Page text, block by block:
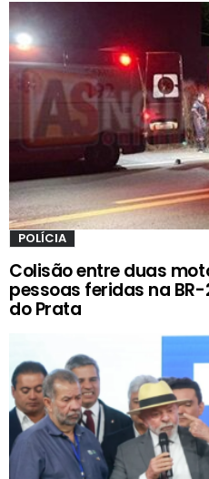
POLÍCIA
Colisão entre duas
pessoas feridas na
do Prata